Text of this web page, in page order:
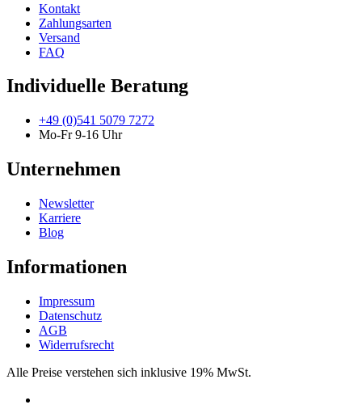
Kontakt
Zahlungsarten
Versand
FAQ
Individuelle Beratung
+49 (0)541 5079 7272
Mo-Fr 9-16 Uhr
Unternehmen
Newsletter
Karriere
Blog
Informationen
Impressum
Datenschutz
AGB
Widerrufsrecht
Alle Preise verstehen sich inklusive 19% MwSt.